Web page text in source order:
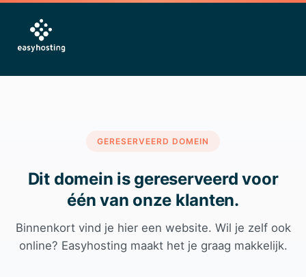
GERESERVEERD DOMEIN
Dit domein is gereserveerd voor
één van onze klanten.
Binnenkort vind je hier een website. Wil je zelf ook
online? Easyhosting maakt het je graag makkelijk.